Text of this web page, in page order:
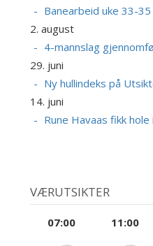
Banearbeid uke 33-35
2. august
4-mannslag
29. juni
Ny hullindeks på
14. juni
Rune Havaas fikk hole
VÆRUTSIKTER
07:00 11:00